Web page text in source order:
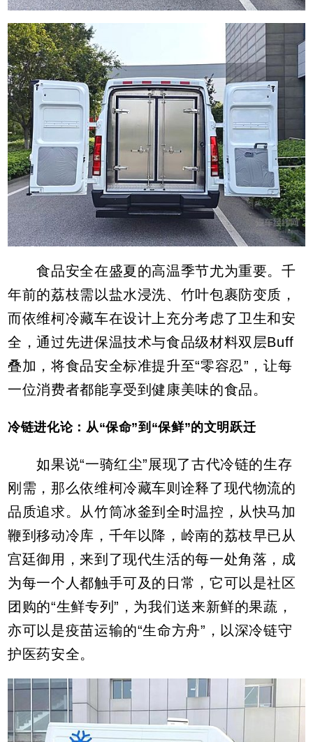
食品安全在盛夏的高温季节尤为重要。千
年前的荔枝需以盐水浸洗、竹叶包裹防变质，
而依维柯冷藏车在设计上充分考虑了卫生和安
全，通过先进保温技术与食品级材料双层Buff
叠加，将食品安全标准提升至“零容忍”，让每
一位消费者都能享受到健康美味的食品。
冷链进化论：从“保命”到“保鲜”的文明跃迁
如果说“一骑红尘”展现了古代冷链的生存
刚需，那么依维柯冷藏车则诠释了现代物流的
品质追求。从竹筒冰釜到全时温控，从快马加
鞭到移动冷库，千年以降，岭南的荔枝早已从
宫廷御用，来到了现代生活的每一处角落，成
为每一个人都触手可及的日常，它可以是社区
团购的“生鲜专列”，为我们送来新鲜的果蔬，
亦可以是疫苗运输的“生命方舟”，以深冷链守
护医药安全。